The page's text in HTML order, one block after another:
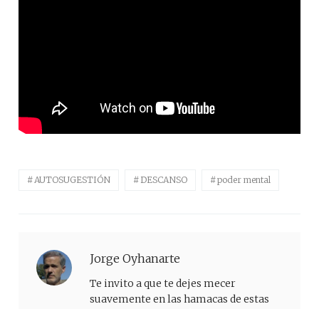
AUTOSUGESTIÓN DESCANSO poder mental
Jorge Oyhanarte
Te invito a que te dejes mecer
suavemente en las hamacas de estas